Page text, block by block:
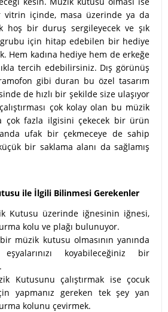
vitrin içinde, masa üzerinde ya da
hoş bir duruş sergileyecek ve şık
için hitap edebilen bir hediye
Hem kadına hediye hem de erkeğe
tercih edebilirsiniz. Dış görünüş
gibi duran bu özel tasarım
de hızlı bir şekilde size ulaşıyor
çok kolay olan bu müzik
çok fazla ilgisini çekecek bir ürün
ufak bir çekmeceye de sahip
bir saklama alanı da sağlamış
ile İlgili Bilinmesi Gerekenler
Kutusu üzerinde iğnesinin iğnesi,
kolu ve plağı bulunuyor.
müzik kutusu olmasının yanında
koyabileceğiniz bir
Kutusunu çalıştırmak ise çocuk
yapmanız gereken tek şey yan
kolunu çevirmek.